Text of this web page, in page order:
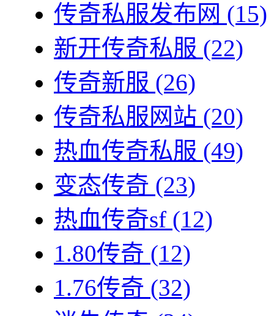
传奇私服发布网 (15)
新开传奇私服 (22)
传奇新服 (26)
传奇私服网站 (20)
热血传奇私服 (49)
变态传奇 (23)
热血传奇sf (12)
1.80传奇 (12)
1.76传奇 (32)